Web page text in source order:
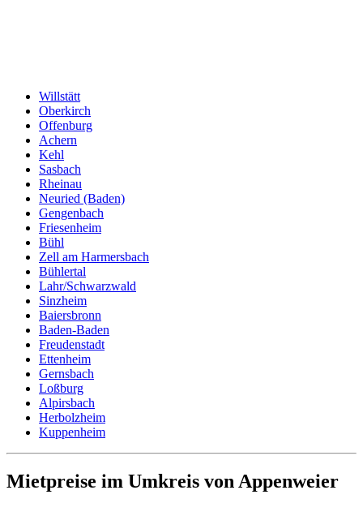
Willstätt
Oberkirch
Offenburg
Achern
Kehl
Sasbach
Rheinau
Neuried (Baden)
Gengenbach
Friesenheim
Bühl
Zell am Harmersbach
Bühlertal
Lahr/Schwarzwald
Sinzheim
Baiersbronn
Baden-Baden
Freudenstadt
Ettenheim
Gernsbach
Loßburg
Alpirsbach
Herbolzheim
Kuppenheim
Mietpreise im Umkreis von Appenweier